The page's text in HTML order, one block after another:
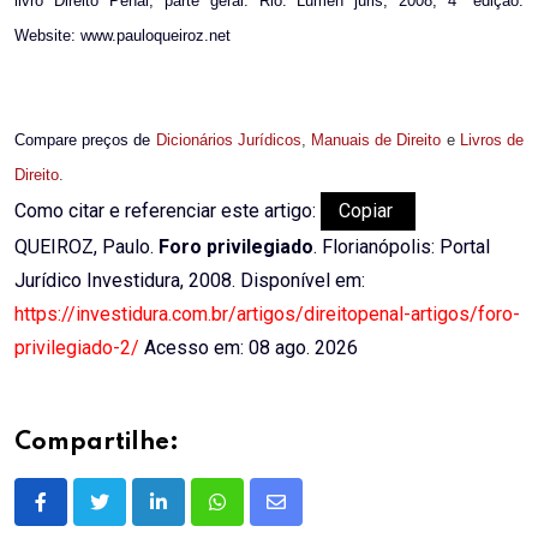
Website: www.pauloqueiroz.net
Compare preços de Dicionários Jurídicos, Manuais de Direito e Livros de
Direito.
Como citar e referenciar este artigo:
Copiar
QUEIROZ, Paulo. Foro privilegiado. Florianópolis: Portal
Jurídico Investidura, 2008. Disponível em:
https://investidura.com.br/artigos/direitopenal-artigos/foro-
privilegiado-2/ Acesso em: 08 ago. 2026
Compartilhe:
LinkedInWhatsappShare